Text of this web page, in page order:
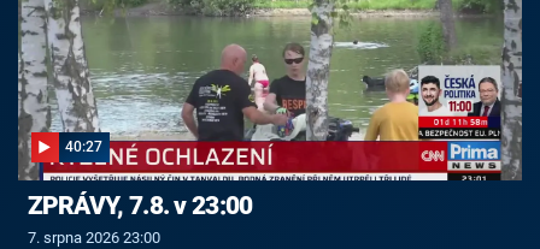
40:27
ZPRÁVY, 7.8. v 23:00
7. srpna 2026 23:00